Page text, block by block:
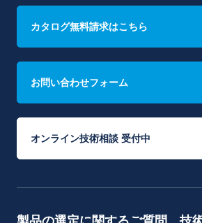
カタログ無料請求はこちら
お問い合わせフォーム
オンライン技術相談 受付中